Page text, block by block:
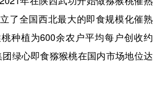
了全国西北最大的即食规模化催熟
种植为600余农户平均每户创收约
绿心即食猕猴桃在国内市场地位达